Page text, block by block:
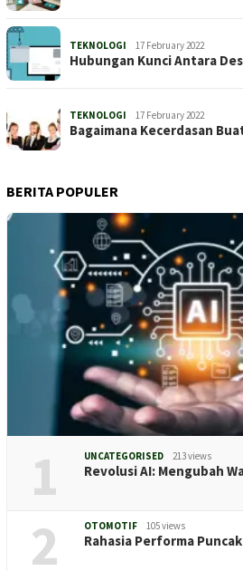
TEKNOLOGI 17 February 2022
Hubungan Kunci Antara
TEKNOLOGI 17 February 2022
Bagaimana Kecerdasan
BERITA POPULER
1 UNCATEGORISED 213 views
Revolusi AI: Mengubah
2 OTOMOTIF 105 views
Rahasia Performa